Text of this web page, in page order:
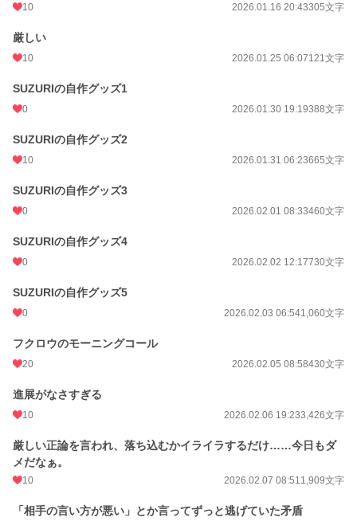
10 2026.01.16 20:43305文字
厳しい
10 2026.01.25 06:07121文字
SUZURIの自作グッズ1
0 2026.01.30 19:19388文字
SUZURIの自作グッズ2
10 2026.01.31 06:23665文字
SUZURIの自作グッズ3
0 2026.02.01 08:33460文字
SUZURIの自作グッズ4
0 2026.02.02 12:17730文字
SUZURIの自作グッズ5
0 2026.02.03 06:541,060文字
フクロウのモーニングコール
20 2026.02.05 08:58430文字
進展がなさすぎる
10 2026.02.06 19:233,426文字
厳しい正論を言われ、落ち込むかイライラするだけ……今日もダ
メだなぁ。
10 2026.02.07 08:511,909文字
「相手の言い方が悪い」とか言ってずっと逃げていた矛盾